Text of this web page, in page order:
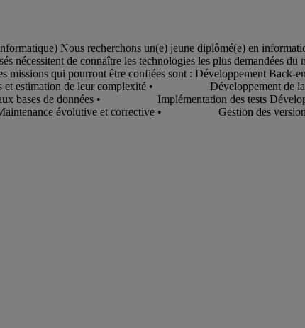
Nous recherchons un(e) jeune diplômé(e) en
nécessitent de connaître les technologies les plus demandées du
qui pourront être confiées sont :
et estimation de leur complexité •
de données • Implémentation des tests
évolutive et corrective • Gestion des